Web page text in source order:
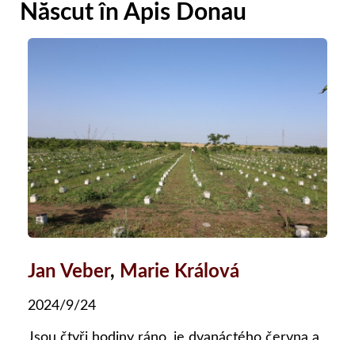
Născut în Apis Donau
Jan Veber, Marie Králová
2024/9/24